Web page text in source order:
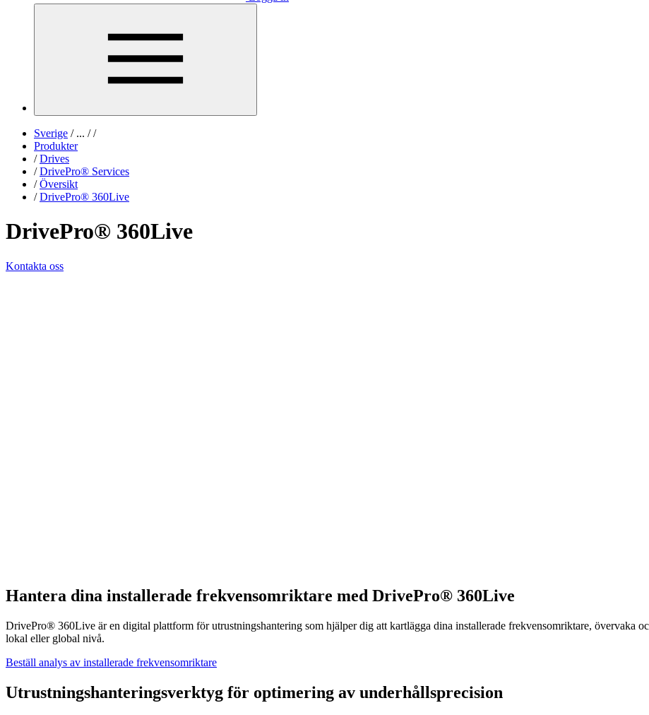
Sverige /... / /
Produkter
/ Drives
/ DrivePro® Services
/ Översikt
/ DrivePro® 360Live
DrivePro® 360Live
Kontakta oss
Hantera dina installerade frekvensomriktare med DrivePro® 360Live
DrivePro® 360Live är en digital plattform för utrustningshantering som hjälper dig att kartlägga dina installerade frekvensomriktare, övervaka
lokal eller global nivå.
Beställ analys av installerade frekvensomriktare
Utrustningshanteringsverktyg för optimering av underhållsprecision